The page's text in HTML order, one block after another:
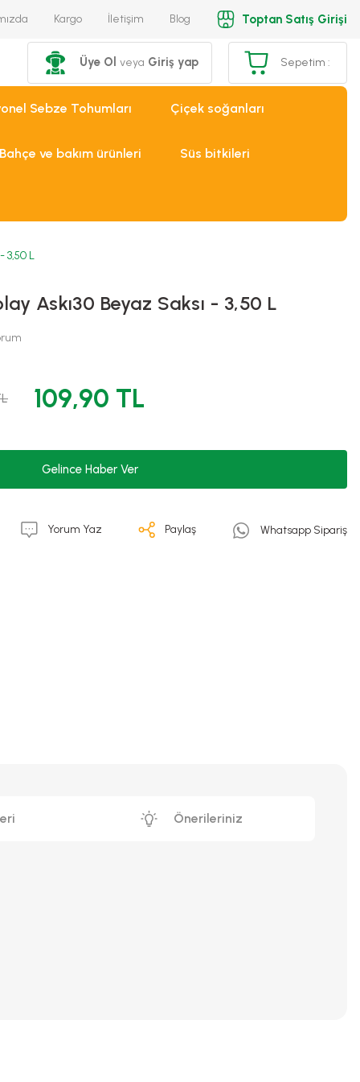
Kargo İletişim Blog Toptan Satış Girişi
Üye Ol veya Giriş yap Sepetim :
Sebze Tohumları Çiçek soğanları
ve bakım ürünleri Süs bitkileri
3,50 L
Askı30 Beyaz Saksı - 3,50 L
109,90 TL
Gelince Haber Ver
Yorum Yaz Paylaş Whatsapp Sipariş
Önerileriniz